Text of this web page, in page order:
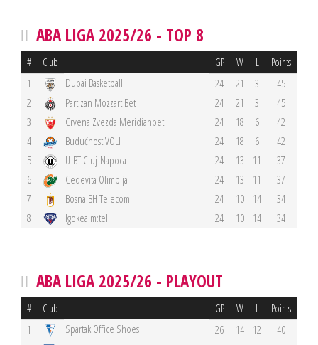
ABA LIGA 2025/26 - TOP 8
# Club GP W L Points
1 Dubai Basketball 24 21 3
45
2
Partizan Mozzart Bet 24 21 3
45
3
Crvena Zvezda Meridianbet 24 18 6
42
4
Budućnost VOLI 24 18 6
42
5
U-BT Cluj-Napoca 24 13 11
37
6
Cedevita Olimpija 24 13 11
37
7
Bosna BH Telecom 24 10 14
34
8
Igokea m:tel 24 10 14 34
ABA LIGA 2025/26 - PLAYOUT
# Club GP W L Points
1 Spartak Office Shoes 26 14 12
40